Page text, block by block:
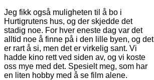
Jeg fikk også muligheten til å bo i
Hurtigrutens hus, og der skjedde det
stadig noe. For hver eneste dag var det
alltid noe å finne på i den lille byen, og det
er rart å si, men det er virkelig sant. Vi
hadde kino rett ved siden av, og vi koste
oss mye med det. Spesielt meg, som har
en liten hobby med å se film alene.